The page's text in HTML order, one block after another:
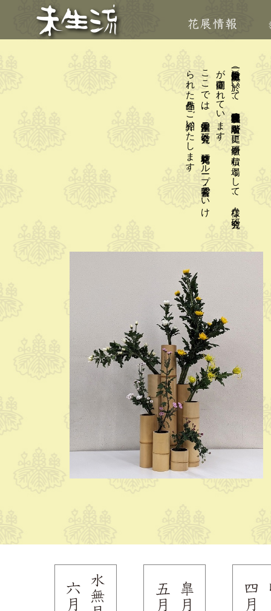
（一財）未生流會館に
於い
て
、
師範免状取得者以上の
階級者が
更に
研鑽を
積む
場と
し
て
、
様々な
研究会
が
開催さ
れ
て
い
ま
す
。
こ
こ
で
は
、
家元主催の
研究会と
、
格花研究グ
ル
ープ
・紫雲会で
い
け
ら
れ
た
作品を
ご
紹介い
た
し
ま
す
。